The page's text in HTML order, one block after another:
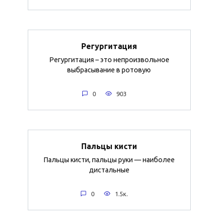
Регургитация
Регургитация – это непроизвольное
выбрасывание в ротовую
0 903
Пальцы кисти
Пальцы кисти, пальцы руки — наиболее
дистальные
0 1.5к.